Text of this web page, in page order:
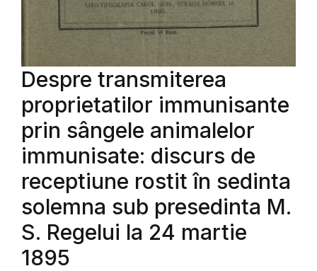
Despre transmiterea
proprietatilor immunisante
prin sângele animalelor
immunisate: discurs de
receptiune rostit în sedinta
solemna sub presedinta M.
S. Regelui la 24 martie
1895